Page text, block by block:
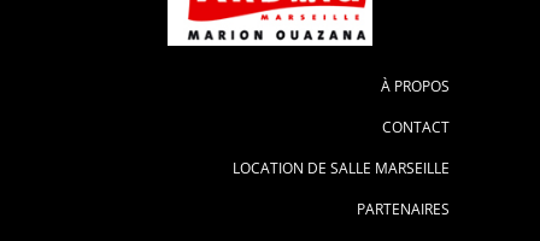
À PROPOS
CONTACT
LOCATION DE SALLE MARSEILLE
PARTENAIRES